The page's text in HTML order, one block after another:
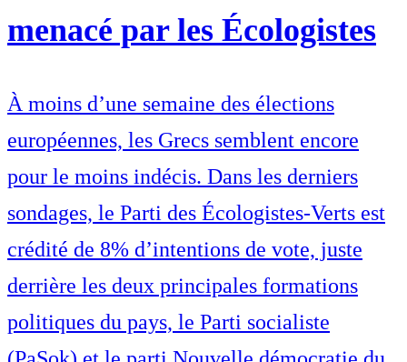
menacé par les Écologistes
À moins d’une semaine des élections
européennes, les Grecs semblent encore
pour le moins indécis. Dans les derniers
sondages, le Parti des Écologistes-Verts est
crédité de 8% d’intentions de vote, juste
derrière les deux principales formations
politiques du pays, le Parti socialiste